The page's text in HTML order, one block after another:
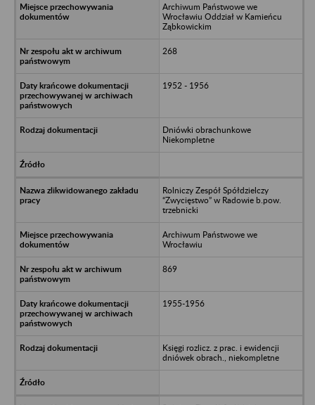
Archiwum Państwowe we
Wrocławiu Oddział w Kamieńcu
Ząbkowickim
268
1952 - 1956
Dniówki obrachunkowe
Niekompletne
Rolniczy Zespół Spółdzielczy
“Zwycięstwo” w Radowie b.pow.
trzebnicki
Archiwum Państwowe we
Wrocławiu
869
1955-1956
Księgi rozlicz. z prac. i ewidencji
dniówek obrach., niekompletne